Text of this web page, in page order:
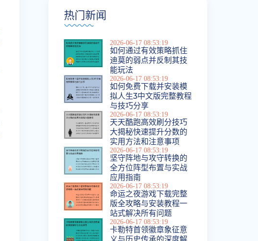
热门新闻
2026-06-17 08:53:19
如何通过有效策略抓住
迪莫的弱点并反制其技
能玩法
2026-06-17 08:53:19
如何免费下载并安装模
拟人生3中文版完整教程
与技巧分享
2026-06-17 08:53:19
天天酷跑高效刷分技巧
大揭秘快速提升分数的
实用方法和注意事项
2026-06-17 08:53:19
坚守阵地与攻守转换的
全方位阵型布置与实战
应用指南
2026-06-17 08:53:19
命运之夜游戏下载完整
版全攻略与安装教程一
站式解决所有问题
2026-06-17 08:53:19
卡勒特首领徽章象征意